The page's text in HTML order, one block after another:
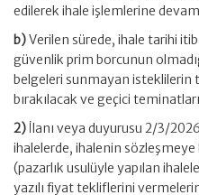
edilerek ihale işlemlerine
b)Verilen sürede, ihale tarihi
güvenlik prim borcunun
belgeleri sunmayan isteklilerin
bırakılacak ve geçici
2) İlanı veya duyurusu 2/3/
ihalelerde, ihalenin sözleşmeye
(pazarlık usulüyle yapılan
yazılı fiyat tekliflerini